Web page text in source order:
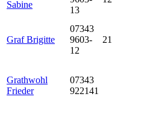
Sabine
13
Graf Brigitte
07343
9603-
12
21
Grathwohl
Frieder
07343
922141